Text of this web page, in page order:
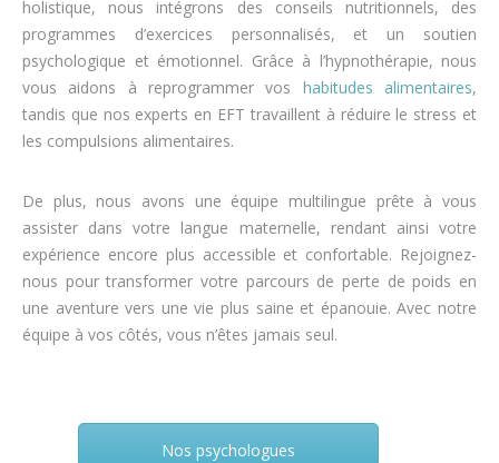
holistique, nous intégrons des conseils nutritionnels, des
programmes d’exercices personnalisés, et un soutien
psychologique et émotionnel. Grâce à l’hypnothérapie, nous
vous aidons à reprogrammer vos habitudes alimentaires,
tandis que nos experts en EFT travaillent à réduire le stress et
les compulsions alimentaires.
De plus, nous avons une équipe multilingue prête à vous
assister dans votre langue maternelle, rendant ainsi votre
expérience encore plus accessible et confortable. Rejoignez-
nous pour transformer votre parcours de perte de poids en
une aventure vers une vie plus saine et épanouie. Avec notre
équipe à vos côtés, vous n’êtes jamais seul.
Nos psychologues